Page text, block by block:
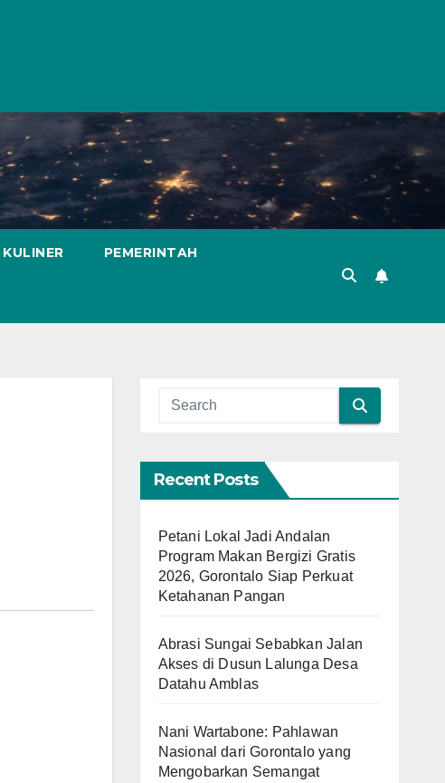
KULINER PEMERINTAH
Recent Posts
Petani Lokal Jadi Andalan
Program Makan Bergizi Gratis
2026, Gorontalo Siap Perkuat
Ketahanan Pangan
Abrasi Sungai Sebabkan Jalan
Akses di Dusun Lalunga Desa
Datahu Amblas
Nani Wartabone: Pahlawan
Nasional dari Gorontalo yang
Mengobarkan Semangat